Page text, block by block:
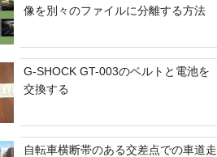
像を別々のファイルに分離する方法
G-SHOCK GT-003のベルトと電池を
交換する
自転車横断帯のある交差点での車道走